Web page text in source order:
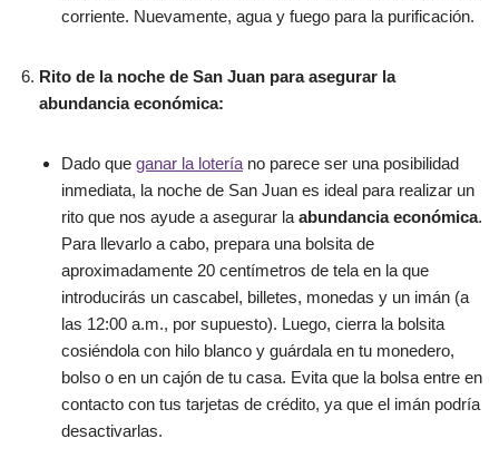
corriente. Nuevamente, agua y fuego para la purificación.
Rito de la noche de San Juan para asegurar la
abundancia económica:
Dado que ganar la lotería no parece ser una posibilidad
inmediata, la noche de San Juan es ideal para realizar un
rito que nos ayude a asegurar la abundancia económica.
Para llevarlo a cabo, prepara una bolsita de
aproximadamente 20 centímetros de tela en la que
introducirás un cascabel, billetes, monedas y un imán (a
las 12:00 a.m., por supuesto). Luego, cierra la bolsita
cosiéndola con hilo blanco y guárdala en tu monedero,
bolso o en un cajón de tu casa. Evita que la bolsa entre en
contacto con tus tarjetas de crédito, ya que el imán podría
desactivarlas.